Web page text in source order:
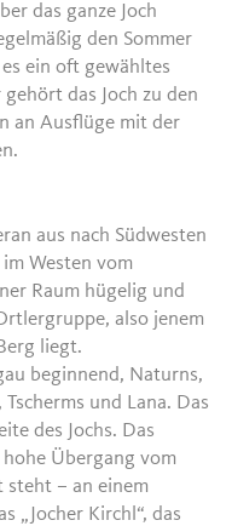
das ganze Joch
den Sommer
ein oft gewähltes
das Joch zu den
an Ausflüge mit der
aus nach Südwesten
Westen vom
Raum hügelig und
also jenem
liegt.
beginnend, Naturns,
und Lana. Das
des Jochs. Das
hohe Übergang vom
steht – an einem
„Jocher Kirchl“, das